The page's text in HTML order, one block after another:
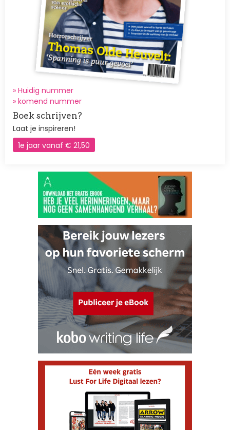
» Huidig nummer
» komend nummer
Boek schrijven?
Laat je inspireren!
1e jaar vanaf € 21,50